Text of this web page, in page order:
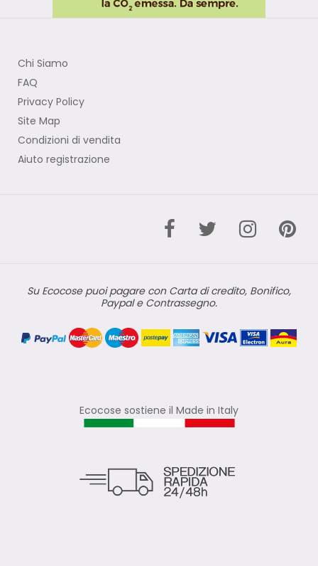
Chi Siamo
FAQ
Privacy Policy
Site Map
Condizioni di vendita
Aiuto registrazione
Su Ecocose puoi pagare con Carta di credito, Bonifico,
Paypal e Contrassegno.
Ecocose sostiene il Made in Italy